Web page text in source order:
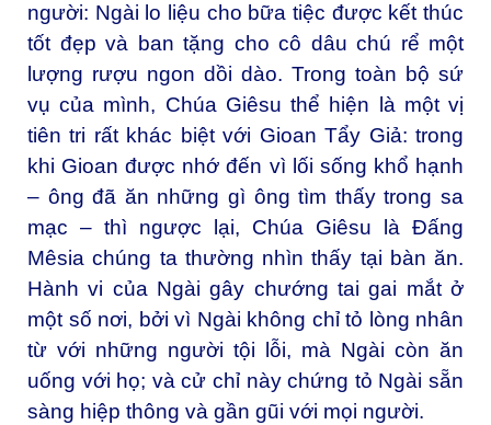
người: Ngài lo liệu cho bữa tiệc được kết thúc
tốt đẹp và ban tặng cho cô dâu chú rể một
lượng rượu ngon dồi dào. Trong toàn bộ sứ
vụ của mình, Chúa Giêsu thể hiện là một vị
tiên tri rất khác biệt với Gioan Tẩy Giả: trong
khi Gioan được nhớ đến vì lối sống khổ hạnh
– ông đã ăn những gì ông tìm thấy trong sa
mạc – thì ngược lại, Chúa Giêsu là Đấng
Mêsia chúng ta thường nhìn thấy tại bàn ăn.
Hành vi của Ngài gây chướng tai gai mắt ở
một số nơi, bởi vì Ngài không chỉ tỏ lòng nhân
từ với những người tội lỗi, mà Ngài còn ăn
uống với họ; và cử chỉ này chứng tỏ Ngài sẵn
sàng hiệp thông và gần gũi với mọi người.